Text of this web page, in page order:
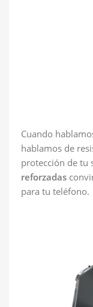
Cuando
hablamos de
protección de tu
reforzadas
para tu teléfono.